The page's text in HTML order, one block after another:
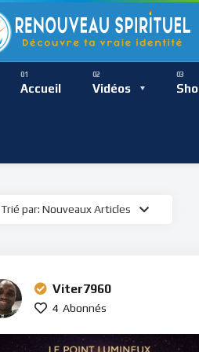
Accueil Vidéos
Présence
Présence
Trié par: Nouveaux Articles
Viter7960
4 Abonnés